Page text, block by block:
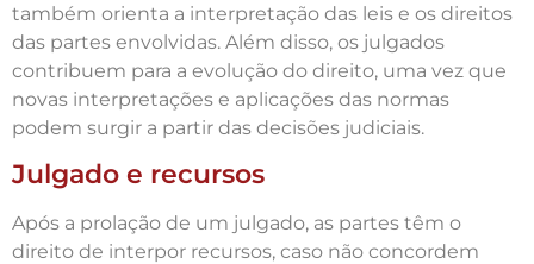
também orienta a interpretação das leis e os direitos
das partes envolvidas. Além disso, os julgados
contribuem para a evolução do direito, uma vez que
novas interpretações e aplicações das normas
podem surgir a partir das decisões judiciais.
Julgado e recursos
Após a prolação de um julgado, as partes têm o
direito de interpor recursos, caso não concordem